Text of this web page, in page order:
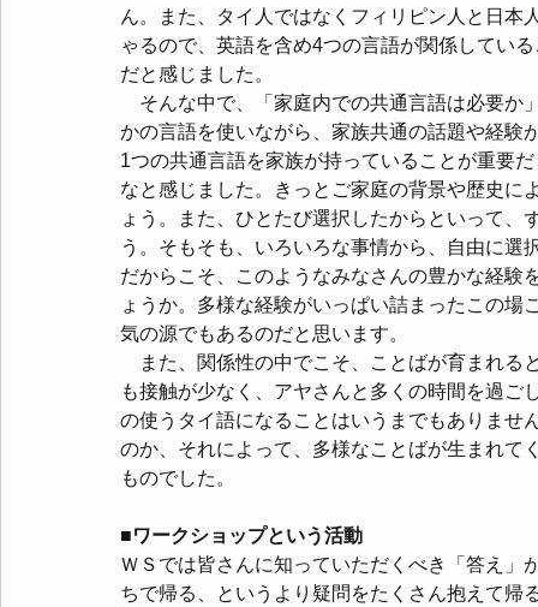
ん。また、タイ人ではなくフィリピン人と日本
ゃるので、英語を含め4つの言語が関係してい
だと感じました。
そんな中で、「家庭内での共通言語は必要か
かの言語を使いながら、家族共通の話題や経験
1つの共通言語を家族が持っていることが重要
なと感じました。きっとご家庭の背景や歴史に
ょう。また、ひとたび選択したからといって
う。そもそも、いろいろな事情から、自由に
だからこそ、このようなみなさんの豊かな経験
ょうか。多様な経験がいっぱい詰まったこの
気の源でもあるのだと思います。
また、関係性の中でこそ、ことばが育まれる
も接触が少なく、アヤさんと多くの時間を過
の使うタイ語になることはいうまでもありませ
のか、それによって、多様なことばが生まれて
ものでした。
■ワークショップという活動
ＷＳでは皆さんに知っていただくべき「答え」
ちで帰る、というより疑問をたくさん抱えて帰